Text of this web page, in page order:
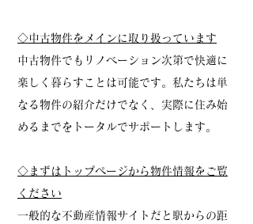
◇中古物件をメインに取り扱っています
中古物件でもリノベーション次第で快適に
楽しく暮らすことは可能です。私たちは単
なる物件の紹介だけでなく、実際に住み始
めるまでをトータルでサポートします。
◇まずはトップページから物件情報をご覧
ください
一般的な不動産情報サイトだと駅からの距